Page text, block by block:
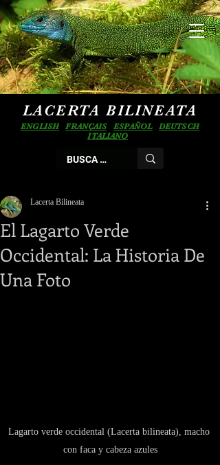
LACERTA BILINEATA
ENGLISH FRANÇAIS ESPAÑOL
DEUTSCH
ITALIANO
El Lagarto Verde
Occidental: La Historia De
Una Foto
Lacerta Bilineata
Lagarto verde occidental (Lacerta bilineata), macho
con faca y cabeza azules